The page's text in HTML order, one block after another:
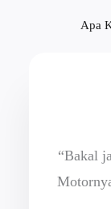
Apa
“Bakal